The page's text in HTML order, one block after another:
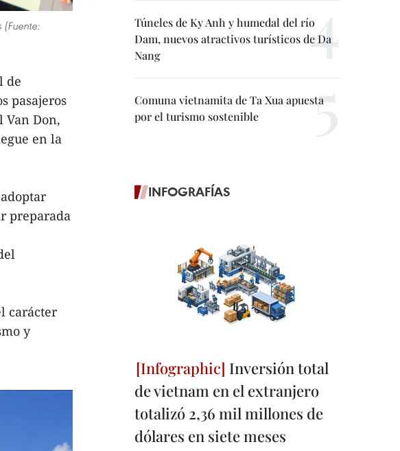
de
pasajeros
Van Don,
en la
preparada
carácter
y
Túneles de Ky Anh y humedal del río
Dam, nuevos atractivos turísticos de Da
Nang
Comuna vietnamita de Ta Xua apuesta
por el turismo sostenible
INFOGRAFÍAS
Inversión total
de vietnam en el extranjero
totalizó 2,36 mil millones de
dólares en siete meses